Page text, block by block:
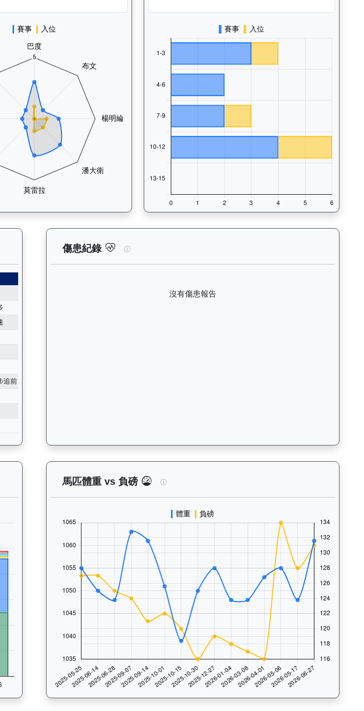
匹所有試閘（Barrier Trial）的歷史成績，包括日期、名次、場地、路程、騎
追前
傷患紀錄 後無來者（K049）— 傷患紀錄：查看馬匹完整的獸
沒有傷患報告
圖表：以月度圖表顯示馬匹訓練活動（慢跑、游泳、快跑）及試閘、正式出
馬匹體重 vs 負磅 後無來者（K049）— 馬匹體重與負磅走勢